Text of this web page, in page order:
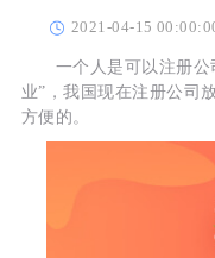
2021-04-15
一个人是可以注册公
业”，我国现在注册公司
方便的。